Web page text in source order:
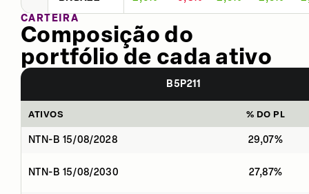
CARTEIRA
Composição do
portfólio de cada ativo
B5P211
ATIVOS % DO PL
NTN-B 15/08/2028 29,07%
NTN-B 15/08/2030 27,87%